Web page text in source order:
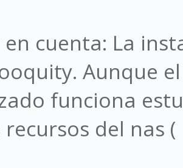
cuenta: La
Aunque
funciona
recursos del nas